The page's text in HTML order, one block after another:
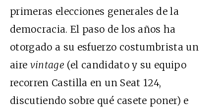
primeras elecciones generales de la
democracia. El paso de los años ha
otorgado a su esfuerzo costumbrista un
aire vintage (el candidato y su equipo
recorren Castilla en un Seat 124,
discutiendo sobre qué casete poner) e